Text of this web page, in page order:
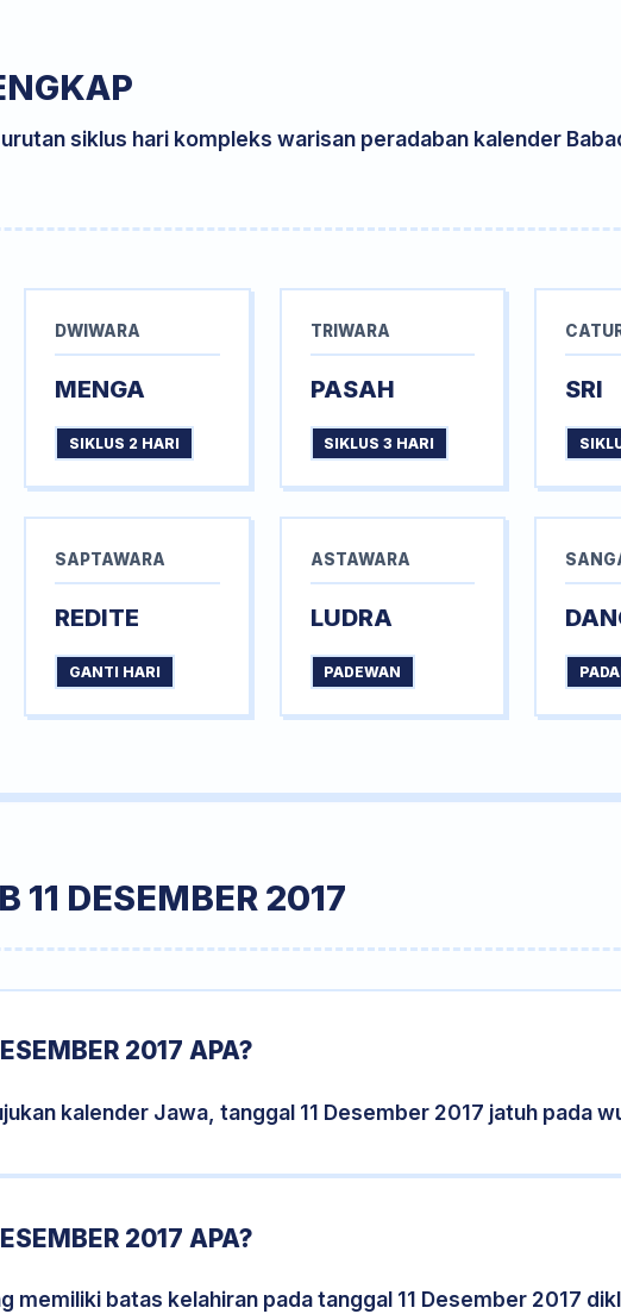
siklus hari kompleks warisan peradaban kalender
DWIWARA
MENGA
SIKLUS 2 HARI
TRIWARA
PASAH
SIKLUS 3 HARI
SRI
SAPTAWARA
REDITE
GANTI HARI
ASTAWARA
LUDRA
PADEWAN
11 DESEMBER 2017
2017 APA?
kalender Jawa, tanggal 11 Desember 2017 jatuh pada
2017 APA?
memiliki batas kelahiran pada tanggal 11 Desember 2017